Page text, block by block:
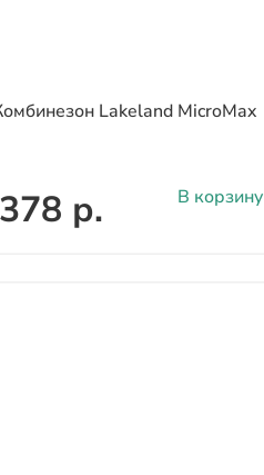
Lakeland MicroMax
378 р. В корзину